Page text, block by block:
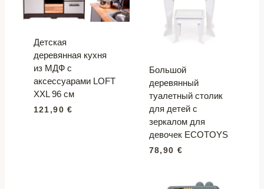
Детская
деревянная кухня
из МДФ с
аксессуарами LOFT
XXL 96 см
121,90€
Большой
деревянный
туалетный столик
для детей с
зеркалом для
девочек ECOTOYS
78,90 €